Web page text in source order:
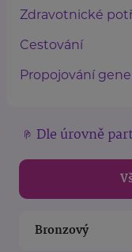
Zdravotnické
Cestování
Propojování
Dle úrovně
Bronzový